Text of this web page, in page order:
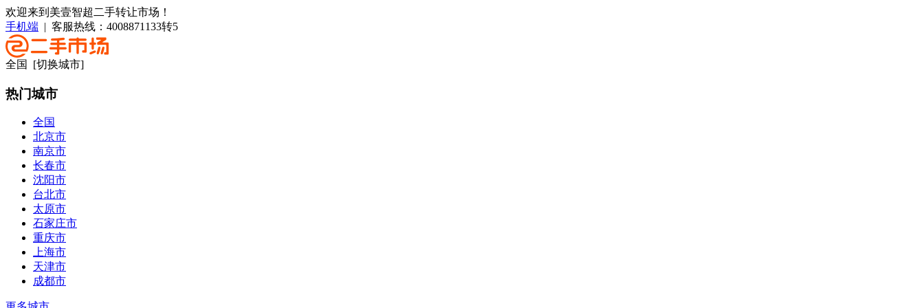
欢迎来到美壹智超二手转让市场！
手机端 | 客服热线： 4008871133转5
全国 [切换城市]
热门城市
全国
北京市
南京市
长春市
沈阳市
台北市
太原市
石家庄市
重庆市
上海市
天津市
成都市